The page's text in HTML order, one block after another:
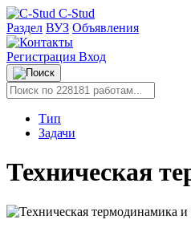
C-Stud
Раздел ВУЗ Объявления
Регистрация Вход
Тип
Задачи
Техническая